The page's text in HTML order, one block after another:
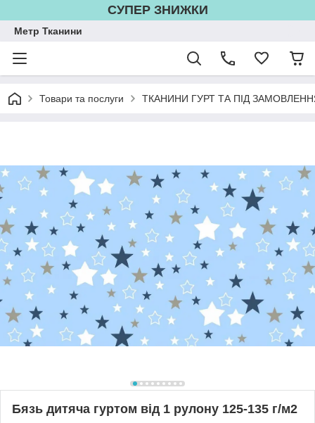
СУПЕР ЗНИЖКИ
Метр Тканини
Товари та послуги ТКАНИНИ ГУРТ ТА ПІД
Бязь дитяча гуртом від 1 рулону 125-135 г/м2